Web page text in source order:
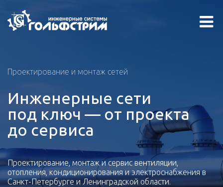
Проектирование и монтаж сетей
Инженерные сети
под ключ — от проекта
до сервиса
Проектирование, монтаж и сервис вентиляции,
отопления, кондиционирования и электроснабжения в
Санкт-Петербурге и Ленинградской области.